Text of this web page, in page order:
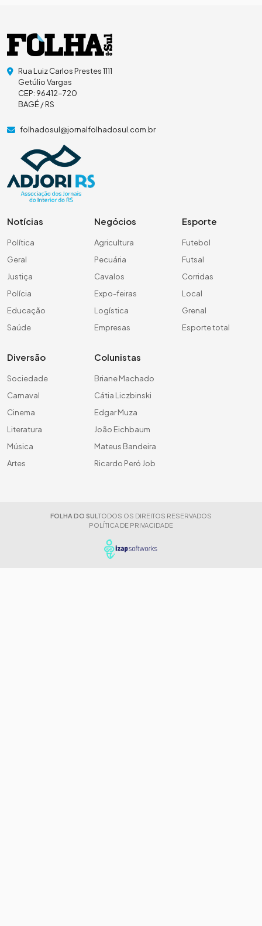
Rua Luiz Carlos Prestes 1111
Getúlio Vargas
CEP: 96412-720
BAGÉ / RS
folhadosul@jornalfolhadosul.com.br
Notícias
Política
Geral
Justiça
Polícia
Educação
Saúde
Negócios
Agricultura
Pecuária
Cavalos
Expo-feiras
Logística
Empresas
Esporte
Futebol
Futsal
Corridas
Local
Grenal
Esporte total
Diversão
Sociedade
Carnaval
Cinema
Literatura
Música
Artes
Colunistas
Briane Machado
Cátia Liczbinski
Edgar Muza
João Eichbaum
Mateus Bandeira
Ricardo Peró Job
FOLHA DO SUL TODOS OS DIREITOS RESERVADOS
POLÍTICA DE PRIVACIDADE